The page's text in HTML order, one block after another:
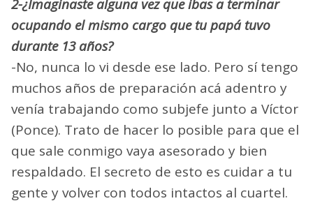
2-¿Imaginaste alguna vez que ibas a terminar
ocupando el mismo cargo que tu papá tuvo
durante 13 años?
-No, nunca lo vi desde ese lado. Pero sí tengo
muchos años de preparación acá adentro y
venía trabajando como subjefe junto a Víctor
(Ponce). Trato de hacer lo posible para que el
que sale conmigo vaya asesorado y bien
respaldado. El secreto de esto es cuidar a tu
gente y volver con todos intactos al cuartel.